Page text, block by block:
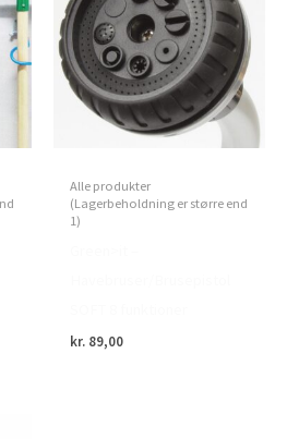
Alle produkter
(Lagerbeholdning er større end
1)
kr. 89,00